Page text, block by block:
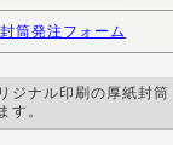
筒発注フォーム
ジナル印刷の厚紙封筒
す。